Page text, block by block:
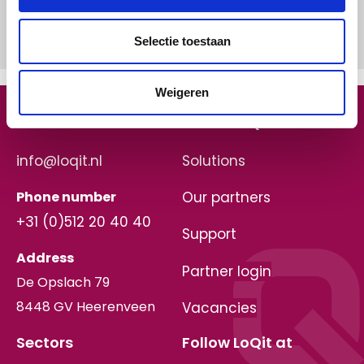
Selectie toestaan
Weigeren
Follow LoQit at
Sectors
About LoQit
Solutions
Our partners
Support
Partner login
Vacancies
Get in touch
info@loqit.nl
Phone number
+31 (0)512 20 40 40
Address
De Opslach 79
8448 GV Heerenveen